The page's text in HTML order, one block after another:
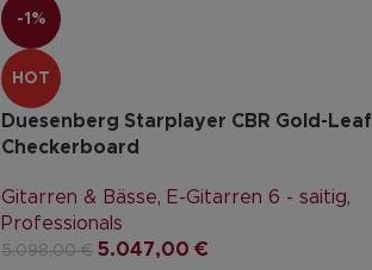
-1%
HOT
Duesenberg Starplayer CBR Gold-Leaf
Checkerboard
Gitarren & Bässe, E-Gitarren 6 - saitig,
Professionals
5.098,00€ 5.047,00 €